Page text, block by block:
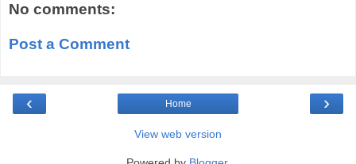
No comments:
Post a Comment
‹ ›
Home
View web version